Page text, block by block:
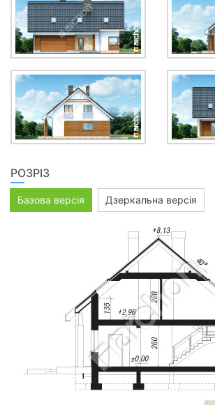
РОЗРІЗ
Базова версія Дзеркальна версія